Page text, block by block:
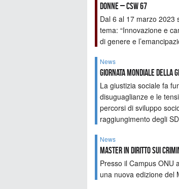
Donne – CSW 67
Dal 6 al 17 marzo 2023
tema: “Innovazione e
di genere e
News
Giornata Mondiale della
La giustizia sociale fa
disuguaglianze e le
percorsi di sviluppo
raggiungimento degli
News
Master in Diritto sui
Presso il Campus ONU
una nuova edizione del